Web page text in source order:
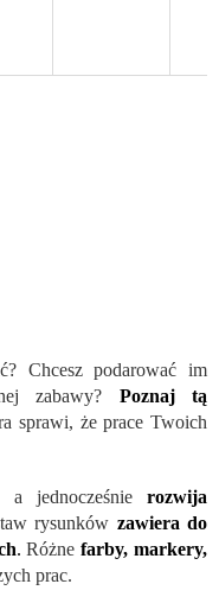
Chcesz podarować im
zabawy? Poznaj tą
sprawi, że prace Twoich
a jednocześnie rozwija
rysunków zawiera do
. Różnefarby, markery,
prac.